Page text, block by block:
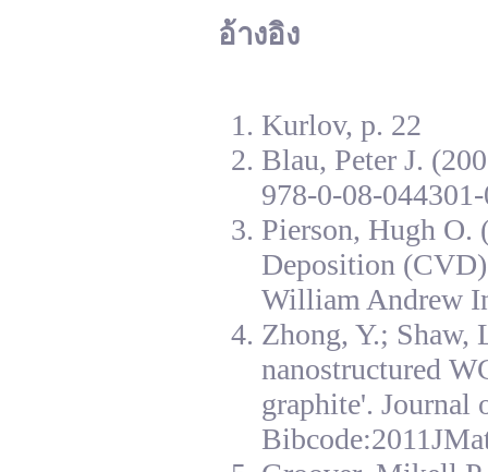
อ้างอิง
Kurlov, p. 22
Blau, Peter J.
978-0-08-
Pierson, Hugh O.
Deposition
William Andrew
Zhong, Y.; Shaw,
nanostructured
graphite'. Journal